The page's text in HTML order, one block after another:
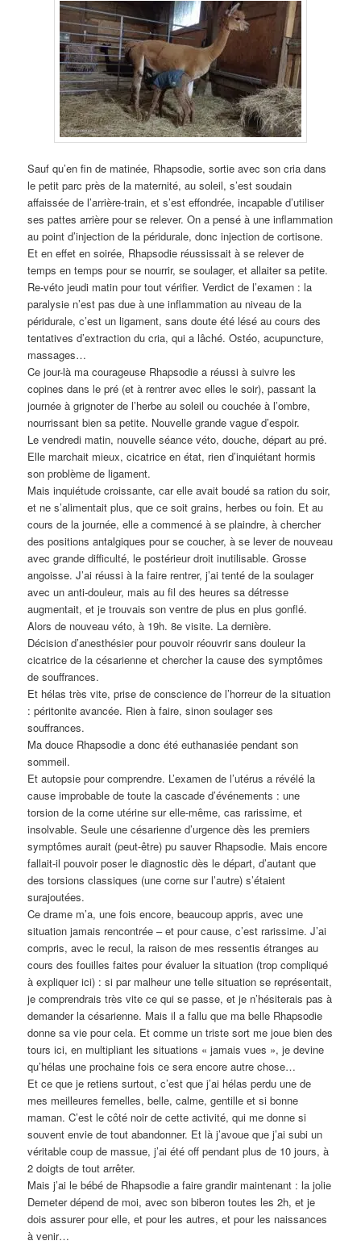
Sauf qu’en fin de matinée, Rhapsodie, sortie avec son cria dans
le petit parc près de la maternité, au soleil, s’est soudain
affaissée de l’arrière-train, et s’est effondrée, incapable d’utiliser
ses pattes arrière pour se relever. On a pensé à une inflammation
au point d’injection de la péridurale, donc injection de cortisone.
Et en effet en soirée, Rhapsodie réussissait à se relever de
temps en temps pour se nourrir, se soulager, et allaiter sa petite.
Re-véto jeudi matin pour tout vérifier. Verdict de l’examen : la
paralysie n’est pas due à une inflammation au niveau de la
péridurale, c’est un ligament, sans doute été lésé au cours des
tentatives d’extraction du cria, qui a lâché. Ostéo, acupuncture,
massages…
Ce jour-là ma courageuse Rhapsodie a réussi à suivre les
copines dans le pré (et à rentrer avec elles le soir), passant la
journée à grignoter de l’herbe au soleil ou couchée à l’ombre,
nourrissant bien sa petite. Nouvelle grande vague d’espoir.
Le vendredi matin, nouvelle séance véto, douche, départ au pré.
Elle marchait mieux, cicatrice en état, rien d’inquiétant hormis
son problème de ligament.
Mais inquiétude croissante, car elle avait boudé sa ration du soir,
et ne s’alimentait plus, que ce soit grains, herbes ou foin. Et au
cours de la journée, elle a commencé à se plaindre, à chercher
des positions antalgiques pour se coucher, à se lever de nouveau
avec grande difficulté, le postérieur droit inutilisable. Grosse
angoisse. J’ai réussi à la faire rentrer, j’ai tenté de la soulager
avec un anti-douleur, mais au fil des heures sa détresse
augmentait, et je trouvais son ventre de plus en plus gonflé.
Alors de nouveau véto, à 19h. 8e visite. La dernière.
Décision d’anesthésier pour pouvoir réouvrir sans douleur la
cicatrice de la césarienne et chercher la cause des symptômes
de souffrances.
Et hélas très vite, prise de conscience de l’horreur de la situation
: péritonite avancée. Rien à faire, sinon soulager ses
souffrances.
Ma douce Rhapsodie a donc été euthanasiée pendant son
sommeil.
Et autopsie pour comprendre. L’examen de l’utérus a révélé la
cause improbable de toute la cascade d’événements : une
torsion de la corne utérine sur elle-même, cas rarissime, et
insolvable. Seule une césarienne d’urgence dès les premiers
symptômes aurait (peut-être) pu sauver Rhapsodie. Mais encore
fallait-il pouvoir poser le diagnostic dès le départ, d’autant que
des torsions classiques (une corne sur l’autre) s’étaient
surajoutées.
Ce drame m’a, une fois encore, beaucoup appris, avec une
situation jamais rencontrée – et pour cause, c’est rarissime. J’ai
compris, avec le recul, la raison de mes ressentis étranges au
cours des fouilles faites pour évaluer la situation (trop compliqué
à expliquer ici) : si par malheur une telle situation se représentait,
je comprendrais très vite ce qui se passe, et je n’hésiterais pas à
demander la césarienne. Mais il a fallu que ma belle Rhapsodie
donne sa vie pour cela. Et comme un triste sort me joue bien des
tours ici, en multipliant les situations « jamais vues », je devine
qu’hélas une prochaine fois ce sera encore autre chose…
Et ce que je retiens surtout, c’est que j’ai hélas perdu une de
mes meilleures femelles, belle, calme, gentille et si bonne
maman. C’est le côté noir de cette activité, qui me donne si
souvent envie de tout abandonner. Et là j’avoue que j’ai subi un
véritable coup de massue, j’ai été off pendant plus de 10 jours, à
2 doigts de tout arrêter.
Mais j’ai le bébé de Rhapsodie a faire grandir maintenant : la jolie
Demeter dépend de moi, avec son biberon toutes les 2h, et je
dois assurer pour elle, et pour les autres, et pour les naissances
à venir…